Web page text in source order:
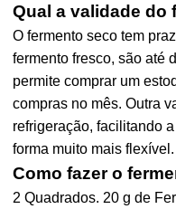
Qual a validade do
O fermento seco tem
fermento fresco, são até
permite comprar um
compras no mês. Outra
refrigeração, facilitando
forma muito mais flexível.
Como fazer o
2 Quadrados. 20 g de